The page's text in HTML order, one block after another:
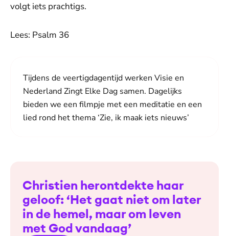
volgt iets prachtigs.
Lees: Psalm 36
Tijdens de veertigdagentijd werken Visie en
Nederland Zingt Elke Dag samen. Dagelijks
bieden we een filmpje met een meditatie en een
lied rond het thema ‘Zie, ik maak iets nieuws’
Christien herontdekte haar
geloof: ‘Het gaat niet om later
in de hemel, maar om leven
met God vandaag’